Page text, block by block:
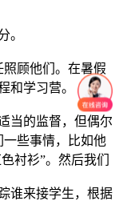
。
顾他们。在暑假
和学习营。
当的监督，但偶尔
一些事情，比如他
衬衫”。然后我们
谁来接学生，根据